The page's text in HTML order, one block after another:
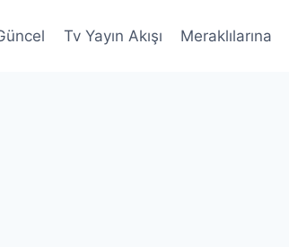
Tv Yayın Akışı Meraklılarına